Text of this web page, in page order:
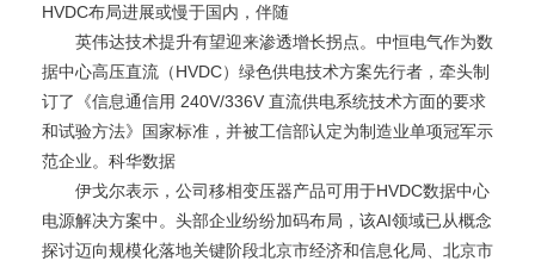
HVDC布局进展或慢于国内，伴随
英伟达技术提升有望迎来渗透增长拐点。中恒电气作为数
据中心高压直流（HVDC）绿色供电技术方案先行者，牵头制
订了《信息通信用 240V/336V 直流供电系统技术方面的要求
和试验方法》国家标准，并被工信部认定为制造业单项冠军示
范企业。科华数据
伊戈尔表示，公司移相变压器产品可用于HVDC数据中心
电源解决方案中。头部企业纷纷加码布局，该AI领域已从概念
探讨迈向规模化落地关键阶段北京市经济和信息化局、北京市